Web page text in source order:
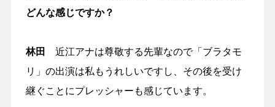
どんな感じですか？
林田 近江アナは尊敬する先輩なので「ブラタモ
リ」の出演は私もうれしいですし、その後を受け
継ぐことにプレッシャーも感じています。